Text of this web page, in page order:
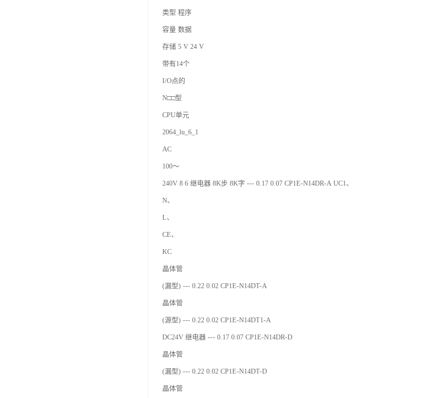
类型 程序
容量 数据
存储 5 V 24 V
带有14个
I/O点的
N□□型
CPU单元
2064_lu_6_1
AC
100～
240V 8 6 继电器 8K步 8K字 --- 0.17 0.07 CP1E-N14DR-A UC1、
N、
L、
CE、
KC
晶体管
(漏型) --- 0.22 0.02 CP1E-N14DT-A
晶体管
(源型) --- 0.22 0.02 CP1E-N14DT1-A
DC24V 继电器 --- 0.17 0.07 CP1E-N14DR-D
晶体管
(漏型) --- 0.22 0.02 CP1E-N14DT-D
晶体管